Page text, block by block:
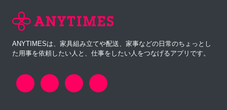
ANYTIMESは、家具組み立てや配送、家事などの日常のちょっとし
た用事を依頼したい人と、仕事をしたい人をつなげるアプリです。